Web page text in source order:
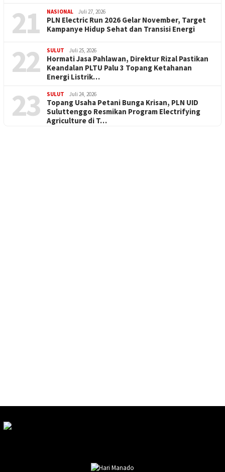
21 NASIONAL Juli 27, 2026
PLN Electric Run 2026 Gelar November, Target
Kampanye Hidup Sehat dan Transisi Energi
22 SULUT Juli 25, 2026
Hormati Jasa Pahlawan, Direktur Rizal Pastikan
Keandalan PLTU Palu 3 Topang Ketahanan
Energi Listrik…
23 SULUT Juli 24, 2026
Topang Usaha Petani Bunga Krisan, PLN UID
Suluttenggo Resmikan Program Electrifying
Agriculture di T…